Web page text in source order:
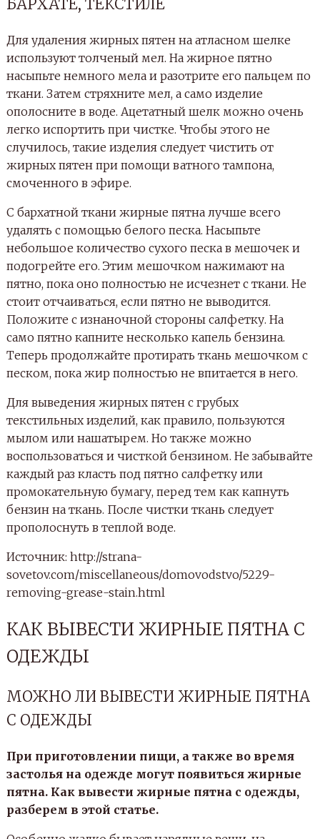
БАРХАТЕ, ТЕКСТИЛЕ
Для удаления жирных пятен на атласном шелке
используют толченый мел. На жирное пятно
насыпьте немного мела и разотрите его пальцем по
ткани. Затем стряхните мел, а само изделие
ополосните в воде. Ацетатный шелк можно очень
легко испортить при чистке. Чтобы этого не
случилось, такие изделия следует чистить от
жирных пятен при помощи ватного тампона,
смоченного в эфире.
С бархатной ткани жирные пятна лучше всего
удалять с помощью белого песка. Насыпьте
небольшое количество сухого песка в мешочек и
подогрейте его. Этим мешочком нажимают на
пятно, пока оно полностью не исчезнет с ткани. Не
стоит отчаиваться, если пятно не выводится.
Положите с изнаночной стороны салфетку. На
само пятно капните несколько капель бензина.
Теперь продолжайте протирать ткань мешочком с
песком, пока жир полностью не впитается в него.
Для выведения жирных пятен с грубых
текстильных изделий, как правило, пользуются
мылом или нашатырем. Но также можно
воспользоваться и чисткой бензином. Не забывайте
каждый раз класть под пятно салфетку или
промокательную бумагу, перед тем как капнуть
бензин на ткань. После чистки ткань следует
прополоснуть в теплой воде.
Источник: http://strana-
sovetov.com/miscellaneous/domovodstvo/5229-
removing-grease-stain.html
КАК ВЫВЕСТИ ЖИРНЫЕ ПЯТНА С
ОДЕЖДЫ
МОЖНО ЛИ ВЫВЕСТИ ЖИРНЫЕ ПЯТНА
С ОДЕЖДЫ
При приготовлении пищи, а также во время
застолья на одежде могут появиться жирные
пятна. Как вывести жирные пятна с одежды,
разберем в этой статье.